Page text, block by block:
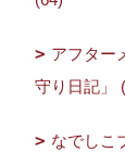
アフター
守り日記」
なでしこ